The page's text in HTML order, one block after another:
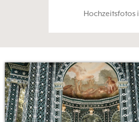
Hochzeitsfotos